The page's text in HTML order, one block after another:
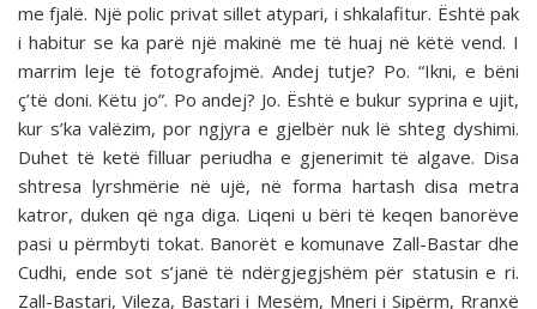
me fjalë. Një polic privat sillet atypari, i shkalafitur. Është pak
i habitur se ka parë një makinë me të huaj në këtë vend. I
marrim leje të fotografojmë. Andej tutje? Po. “Ikni, e bëni
ç’të doni. Këtu jo”. Po andej? Jo. Është e bukur syprina e ujit,
kur s’ka valëzim, por ngjyra e gjelbër nuk lë shteg dyshimi.
Duhet të ketë filluar periudha e gjenerimit të algave. Disa
shtresa lyrshmërie në ujë, në forma hartash disa metra
katror, duken që nga diga. Liqeni u bëri të keqen banorëve
pasi u përmbyti tokat. Banorët e komunave Zall-Bastar dhe
Cudhi, ende sot s’janë të ndërgjegjshëm për statusin e ri.
Zall-Bastari, Vileza, Bastari i Mesëm, Mneri i Sipërm, Rranxë